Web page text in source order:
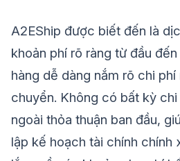
A2EShip được biết đến là
khoản phí rõ ràng từ đầu
hàng dễ dàng nắm rõ chi phí
chuyển. Không có bất kỳ chi
ngoài thỏa thuận ban đầu,
lập kế hoạch tài chính chính